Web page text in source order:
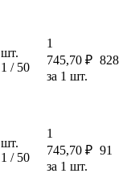
шт.
1 / 50
1
745,70 ₽
за 1 шт.
828
шт.
1 / 50
1
745,70 ₽
за 1 шт.
91